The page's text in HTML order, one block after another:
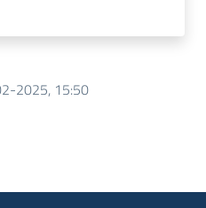
2025, 15:50